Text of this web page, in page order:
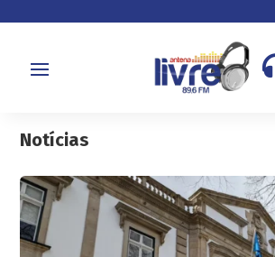
Notícias